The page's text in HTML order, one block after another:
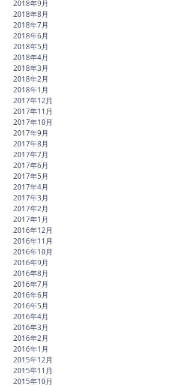
2018年9月
2018年8月
2018年7月
2018年6月
2018年5月
2018年4月
2018年3月
2018年2月
2018年1月
2017年12月
2017年11月
2017年10月
2017年9月
2017年8月
2017年7月
2017年6月
2017年5月
2017年4月
2017年3月
2017年2月
2017年1月
2016年12月
2016年11月
2016年10月
2016年9月
2016年8月
2016年7月
2016年6月
2016年5月
2016年4月
2016年3月
2016年2月
2016年1月
2015年12月
2015年11月
2015年10月